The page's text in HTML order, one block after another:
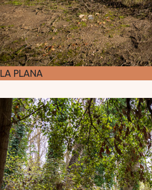
LA PLANA